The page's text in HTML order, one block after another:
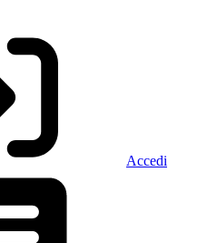
Accedi